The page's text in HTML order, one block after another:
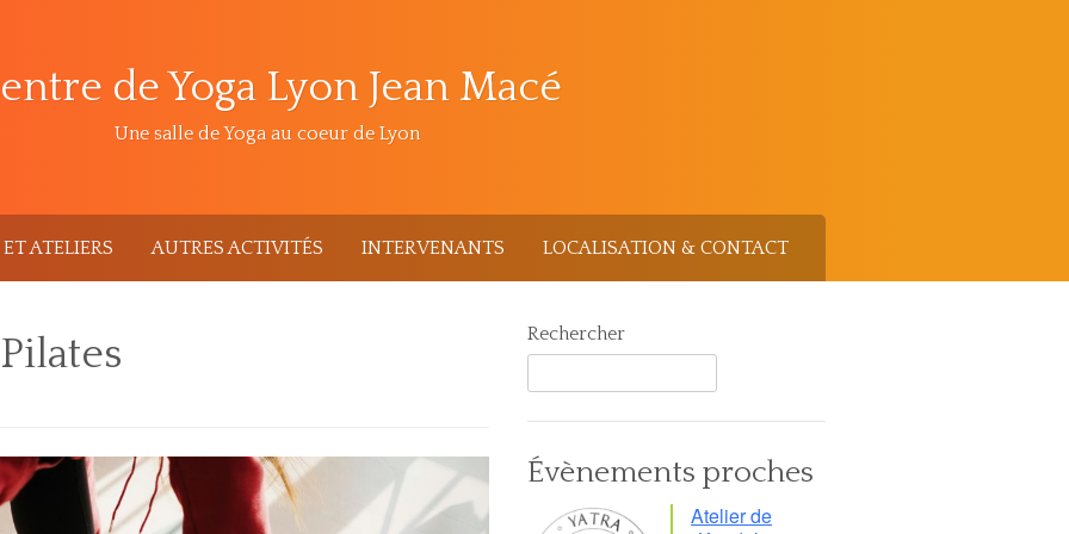
de Yoga Lyon Jean Macé
Une salle de Yoga au coeur de Lyon
ATELIERS AUTRES ACTIVITÉS INTERVENANTS LOCALISATION & CONTACT
Rechercher
Évènements proches
Atelier de